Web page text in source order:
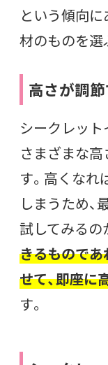
という傾向
材のものを選
高さが調
シークレット
さまざまな
す。高くなれ
しまうため
試してみるの
きるものであ
せて、即座に
す。